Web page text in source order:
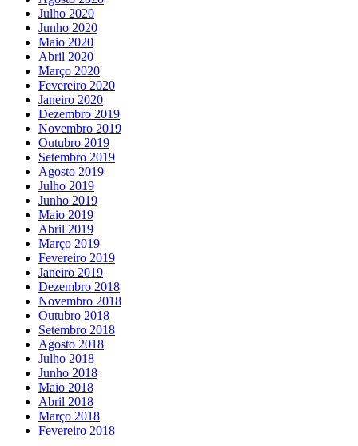
Julho 2020
Junho 2020
Maio 2020
Abril 2020
Março 2020
Fevereiro 2020
Janeiro 2020
Dezembro 2019
Novembro 2019
Outubro 2019
Setembro 2019
Agosto 2019
Julho 2019
Junho 2019
Maio 2019
Abril 2019
Março 2019
Fevereiro 2019
Janeiro 2019
Dezembro 2018
Novembro 2018
Outubro 2018
Setembro 2018
Agosto 2018
Julho 2018
Junho 2018
Maio 2018
Abril 2018
Março 2018
Fevereiro 2018